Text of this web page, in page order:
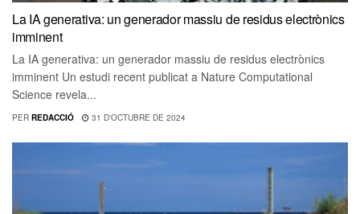
La IA generativa: un generador massiu de residus electrònics
imminent
La IA generativa: un generador massiu de residus electrònics
imminent Un estudi recent publicat a Nature Computational
Science revela...
PER REDACCIÓ 31 D'OCTUBRE DE 2024